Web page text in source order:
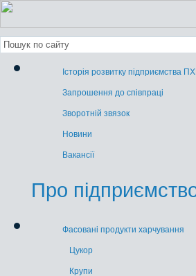
Історія розвитку підприємства
Запрошення до співпраці
Зворотній звязок
Новини
Вакансії
Про
Фасовані продукти харчування
Цукор
Крупи